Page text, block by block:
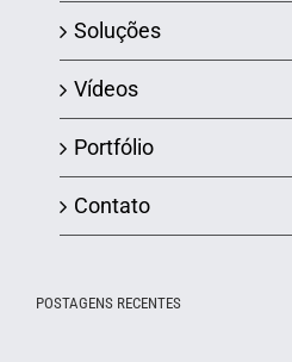
Soluções
Vídeos
Portfólio
Contato
POSTAGENS RECENTES